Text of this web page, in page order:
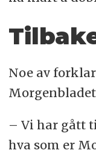
Noe av
– Vi har gått
hva som er